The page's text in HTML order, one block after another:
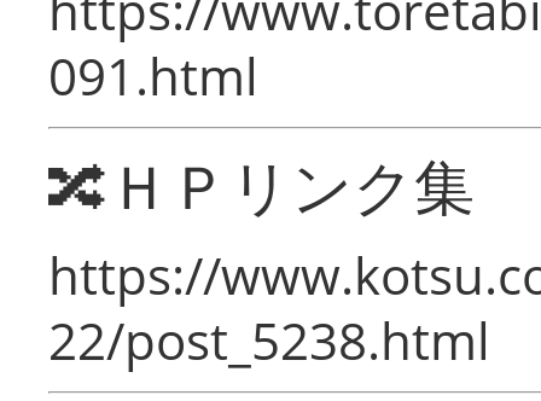
091.html
🔀ＨＰリンク集
https://
22/post_5238.html